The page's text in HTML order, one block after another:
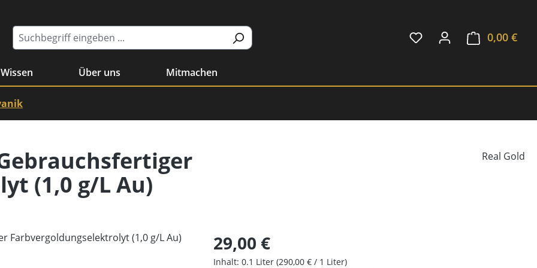
0,00 €
Wissen Über uns Mitmachen
(1,0 g/L Au)
Real Gold
29,00 €
Inhalt: 0.1 Liter (290,00 € / 1 Liter)